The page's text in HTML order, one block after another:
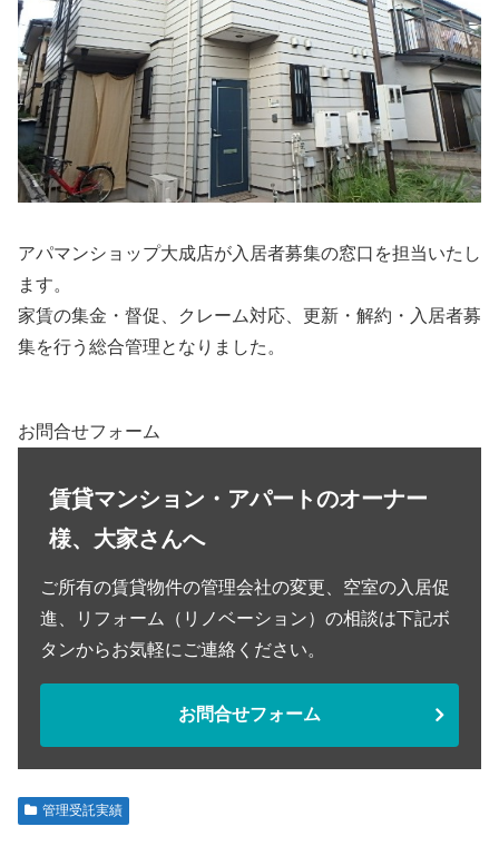
アパマンショップ大成店が入居者募集の窓口を担当いたし
ます。
家賃の集金・督促、クレーム対応、更新・解約・入居者募
集を行う総合管理となりました。
お問合せフォーム
賃貸マンション・アパートのオーナー
様、大家さんへ
ご所有の賃貸物件の管理会社の変更、空室の入居促
進、リフォーム（リノベーション）の相談は下記ボ
タンからお気軽にご連絡ください。
お問合せフォーム
管理受託実績